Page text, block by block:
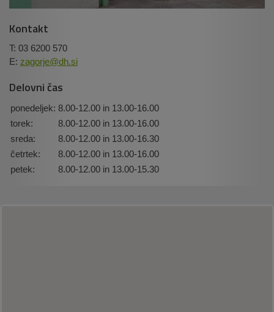
Kontakt
T: 03 6200 570
E: zagorje@dh.si
Delovni čas
ponedeljek: 8.00-12.00 in 13.00-16.00
torek:
8.00-12.00 in 13.00-16.00
sreda:
8.00-12.00 in 13.00-16.30
četrtek:
8.00-12.00 in 13.00-16.00
petek:
8.00-12.00 in 13.00-15.30